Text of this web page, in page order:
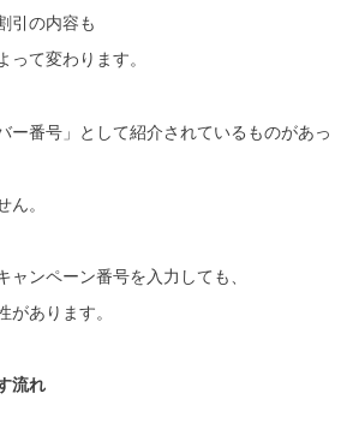
引の内容も
って変わります。
ー番号」として紹介されているものがあっ
ん。
ャンペーン番号を入力しても、
があります。
流れ